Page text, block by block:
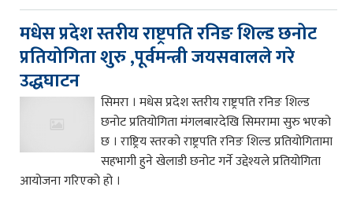
मधेस प्रदेश स्तरीय राष्ट्रपति रनिङ शिल्ड छनोट
प्रतियोगिता शुरु ,पूर्वमन्त्री जयसवालले गरे
उद्धघाटन
सिमरा । मधेस प्रदेश स्तरीय राष्ट्रपति रनिङ शिल्ड
छनोट प्रतियोगिता मंगलबारदेखि सिमरामा सुरु भएको
छ । राष्ट्रिय स्तरको राष्ट्रपति रनिङ शिल्ड प्रतियोगितामा
सहभागी हुने खेलाडी छनोट गर्ने उद्देश्यले प्रतियोगिता
आयोजना गरिएको हो ।